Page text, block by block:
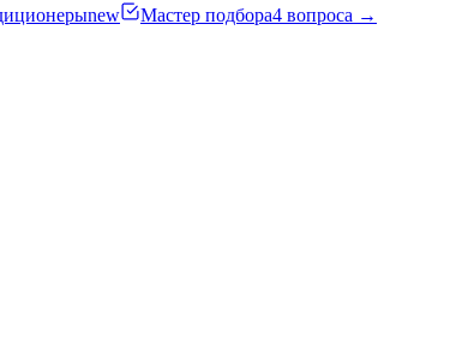
new Мастер подбора4 вопроса →